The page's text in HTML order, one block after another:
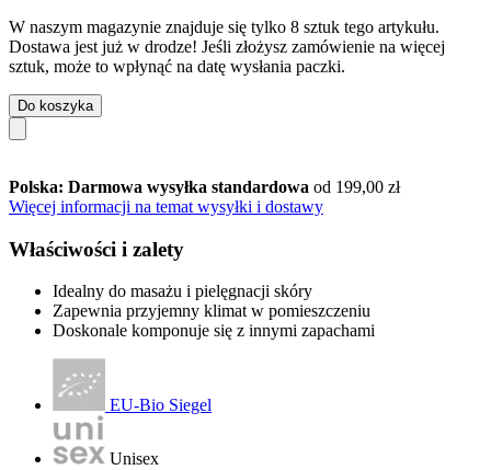
W naszym magazynie znajduje się tylko 8 sztuk tego artykułu.
Dostawa jest już w drodze! Jeśli złożysz zamówienie na więcej
sztuk, może to wpłynąć na datę wysłania paczki.
Do koszyka
Polska: Darmowa wysyłka standardowa od 199,00 zł
Więcej informacji na temat wysyłki i dostawy
Właściwości i zalety
Idealny do masażu i pielęgnacji skóry
Zapewnia przyjemny klimat w pomieszczeniu
Doskonale komponuje się z innymi zapachami
EU-Bio Siegel
Unisex